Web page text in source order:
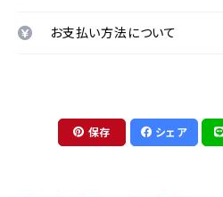
お支払い方法について
保存 シェア